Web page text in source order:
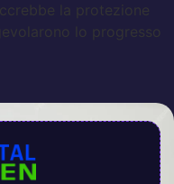
la protezione
lo progresso